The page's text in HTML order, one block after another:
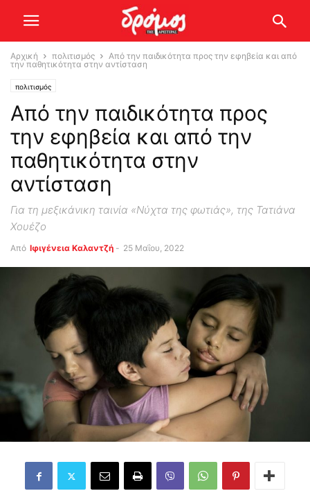
Αρχική πολιτισμός
Από την παιδικότητα προς την εφηβεία και από
την παθητικότητα στην αντίσταση
πολιτισμός
Από την παιδικότητα προς
την εφηβεία και από την
παθητικότητα στην
αντίσταση
Για τη μεξικάνικη ταινία «Νύχτα της φωτιάς», της Τατιάνα
Χουέζο
Από Ιφιγένεια Καλαντζή - 25 Μαΐου, 2022